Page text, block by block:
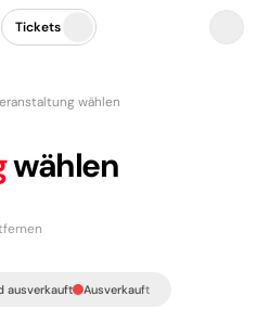
Tickets
wählen
wählen
ausverkauft Ausverkauft